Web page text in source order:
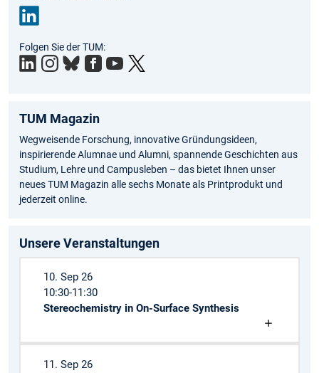
edIn
Folgen Sie der TUM:
TUM Magazin
Wegweisende Forschung, innovative Gründungsideen,
inspirierende Alumnae und Alumni, spannende Geschichten aus
Studium, Lehre und Campusleben – das bietet Ihnen unser
neues TUM Magazin alle sechs Monate als Printprodukt und
jederzeit online.
Unsere Veranstaltungen
10. Sep 26
10:30-11:30
Stereochemistry in On-Surface Synthesis
11. Sep 26